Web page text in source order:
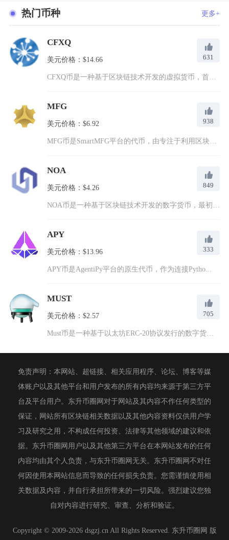
热门币种 更多+
CFXQ
美元价格：$14.66 631
CFXQ币是一种基于区块链技术开发的虚拟货币，首次于2018...
MFG
美元价格：$6.92 938
MFG币是SmartMFG平台的代币，由专注于利用区块链和物...
NOA
美元价格：$4.26 849
APY
美元价格：$13.96 333
APY币是AgentiPy平台的原生代币，作为连接Pytho...
MUST
美元价格：$2.57 705
Must币是一种基于以太坊ERC-20协议发行的数字货币，属...
免责声明：本网站、超链接、相关应用程序、论坛、博客等媒
体账户以及其他平台和用户发布的所有内容均来源于第三方平
台及平台用户。东升币圈网对于网站及其内容不作任何类型的
保证，网站所有区块链相关数据以及其他内容资料仅供用户学
习及研究之用，不构成任何投资、法律等其他领域的建议和依
据。东升币圈网用户以及其他第三方平台在本网站发布的任何
内容均由其个人负责，与东升币圈网无关。东升币圈网不对任
何因使用本网站信息而导致的任何损失负责。您需谨慎使用相
关数据及内容，并自行承担所带来的一切风险。强烈建议您独
自对内容进行研究、审查、分析和验证。
Copyright © 2009-2026 dsgzj.cn All Rights Reserved. 东升币圈网 版